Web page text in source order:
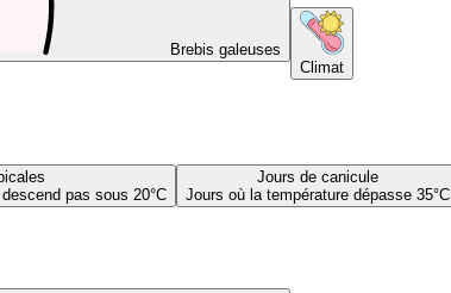
Brebis galeuses
Climat
pas sous 20°C
Jours de canicule
Jours où la température dépasse 35°C